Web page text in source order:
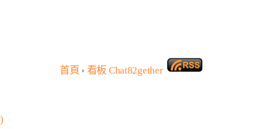
首頁 › 看板 Chat82gether